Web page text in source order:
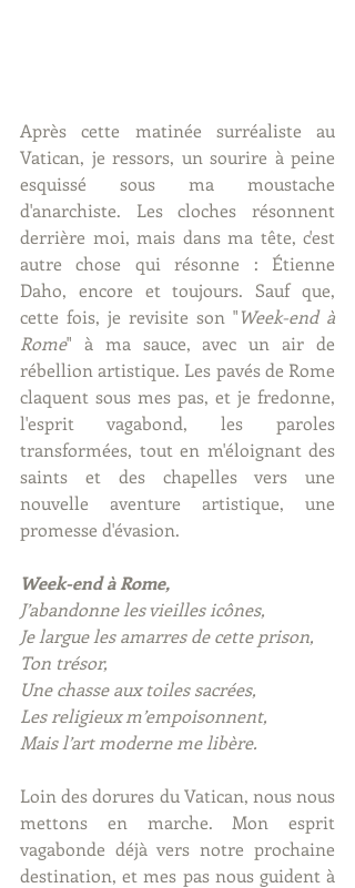
Après cette matinée surréaliste au
Vatican, je ressors, un sourire à peine
esquissé sous ma moustache
d'anarchiste. Les cloches résonnent
derrière moi, mais dans ma tête, c'est
autre chose qui résonne : Étienne
Daho, encore et toujours. Sauf que,
cette fois, je revisite son "Week-end à
Rome" à ma sauce, avec un air de
rébellion artistique. Les pavés de Rome
claquent sous mes pas, et je fredonne,
l'esprit vagabond, les paroles
transformées, tout en m'éloignant des
saints et des chapelles vers une
nouvelle aventure artistique, une
promesse d'évasion.
Week-end à Rome,
J’abandonne les vieilles icônes,
Je largue les amarres de cette prison,
Ton trésor,
Une chasse aux toiles sacrées,
Les religieux m’empoisonnent,
Mais l’art moderne me libère.
Loin des dorures du Vatican, nous nous
mettons en marche. Mon esprit
vagabonde déjà vers notre prochaine
destination, et mes pas nous guident à